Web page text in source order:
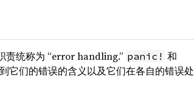
责统称为 “error handling.” panic! 和
它们的错误的含义以及它们在各自的错误处